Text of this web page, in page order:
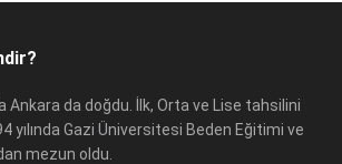
Ankara da doğdu. İlk, Orta ve Lise tahsilini
yılında Gazi Üniversitesi Beden Eğitimi ve
mezun oldu.